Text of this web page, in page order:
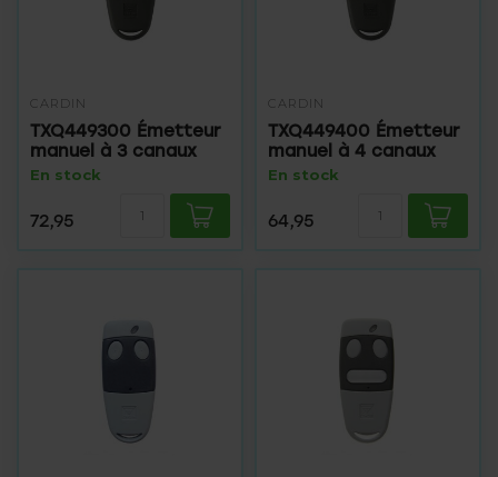
CARDIN
TXQ449300 Émetteur
manuel à 3 canaux
En stock
72,95
CARDIN
TXQ449400 Émetteur
manuel à 4 canaux
En stock
64,95